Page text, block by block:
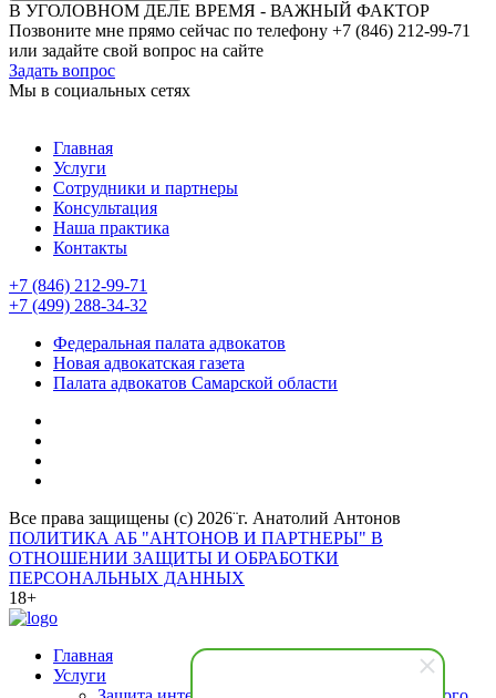
В УГОЛОВНОМ ДЕЛЕ ВРЕМЯ - ВАЖНЫЙ ФАКТОР
Позвоните мне прямо сейчас по телефону +7 (846) 212-99-71
или задайте свой вопрос на сайте
Задать вопрос
Мы в социальных сетях
Главная
Услуги
Сотрудники и партнеры
Консультация
Наша практика
Контакты
+7 (846) 212-99-71
+7 (499) 288-34-32
Федеральная палата адвокатов
Новая адвокатская газета
Палата адвокатов Самарской области
Все права защищены (с) 2026¨г. Анатолий Антонов
ПОЛИТИКА АБ "АНТОНОВ И ПАРТНЕРЫ" В
ОТНОШЕНИИ ЗАЩИТЫ И ОБРАБОТКИ
ПЕРСОНАЛЬНЫХ ДАННЫХ
18+
Главная
Услуги